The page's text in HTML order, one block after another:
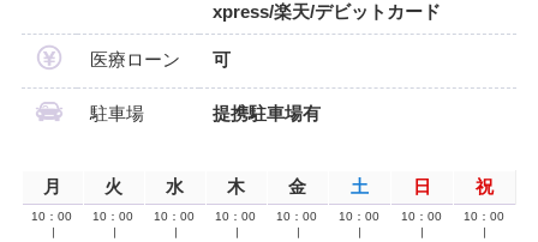
xpress/楽天/デビットカード
医療ローン 可
駐車場 提携駐車場有
月 火 水 木 金 土 日 祝
10：00
10：00
10：00
10：00
10：00
10：00
10：00
10：00